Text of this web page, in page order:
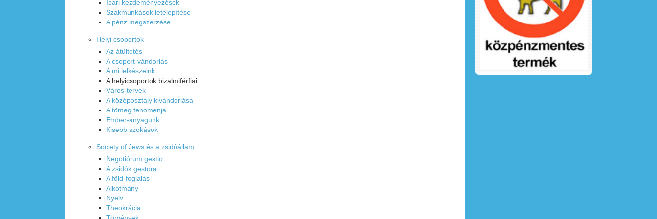
Ipari kezdeményezések
Szakmunkások letelepítése
A pénz megszerzése
Helyi csoportok
Az átültetés
A csoport-vándorlás
A mi lelkészeink
A helyicsoportok bizalmiférfiai
Város-tervek
A középosztály kivándorlása
A tömeg fenomenja
Ember-anyagunk
Kisebb szokások
Society of Jews és a zsidóállam
Negotiórum gestio
A zsidók gestora
A föld-foglalás
Alkotmány
Nyelv
Theokrácia